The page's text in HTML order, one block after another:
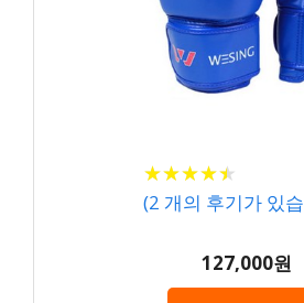
★★★★★
★★★★★
(2 개의 후기가 있
127,000원